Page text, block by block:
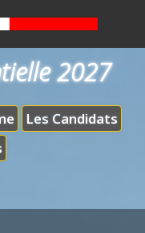
Les Candidats
2027